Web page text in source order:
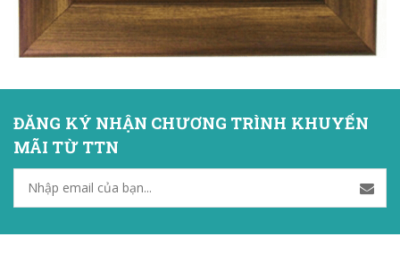
ĐĂNG KÝ NHẬN CHƯƠNG TRÌNH KHUYẾN
MÃI TỪ TTN